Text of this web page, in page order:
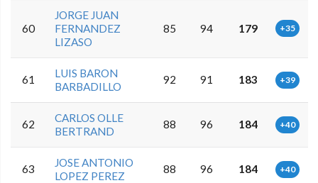
60
JORGE JUAN
FERNANDEZ
LIZASO
85 94 179 +35
61
LUIS BARON
BARBADILLO
92 91 183 +39
62
CARLOS OLLE
BERTRAND
88 96 184 +40
63
JOSE ANTONIO
LOPEZ PEREZ
88 96 184 +40